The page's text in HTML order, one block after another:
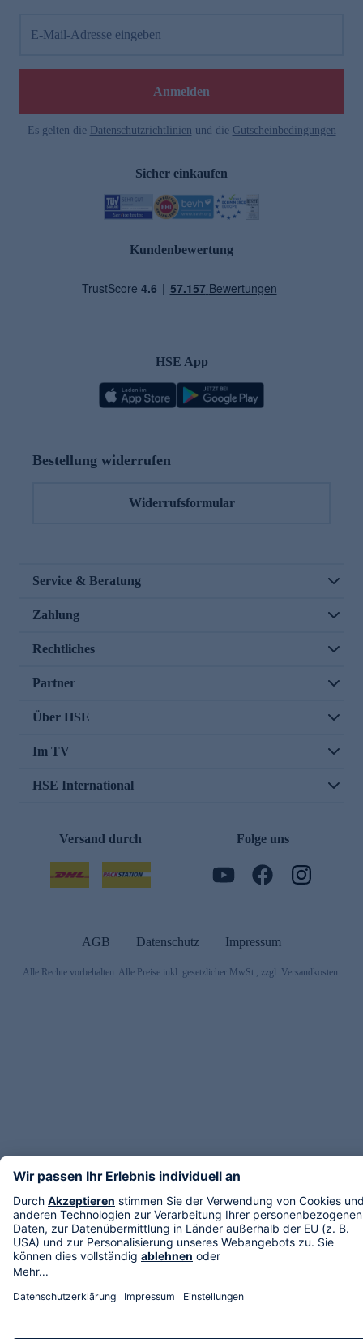
E-Mail-Adresse eingeben
Anmelden
Es gelten die Datenschutzrichtlinien und die Gutscheinbedingungen
Sicher einkaufen
Kundenbewertung
HSE App
Bestellung widerrufen
Widerrufsformular
Service & Beratung
Zahlung
Rechtliches
Partner
Über HSE
Im TV
HSE International
Versand durch Folge uns
AGB Datenschutz Impressum
Alle Rechte vorbehalten. Alle Preise inkl. gesetzlicher MwSt., zzgl. Versandkosten.